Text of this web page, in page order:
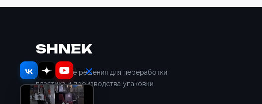
SHNEK
Отраслевые решения для переработки
пластика и производства упаковки.